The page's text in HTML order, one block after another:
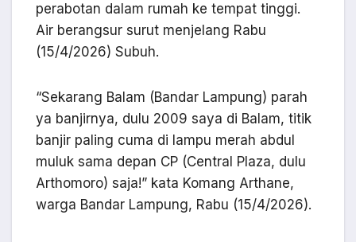
perabotan dalam rumah ke tempat tinggi.
Air berangsur surut menjelang Rabu
(15/4/2026) Subuh.
“Sekarang Balam (Bandar Lampung) parah
ya banjirnya, dulu 2009 saya di Balam, titik
banjir paling cuma di lampu merah abdul
muluk sama depan CP (Central Plaza, dulu
Arthomoro) saja!” kata Komang Arthane,
warga Bandar Lampung, Rabu (15/4/2026).